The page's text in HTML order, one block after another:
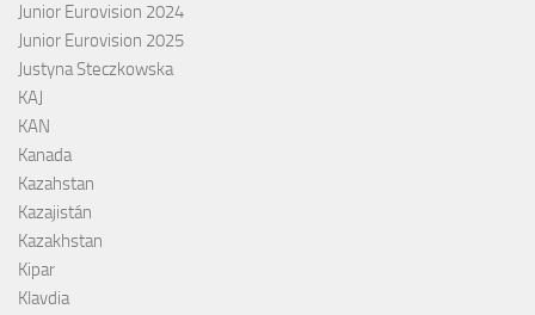
Junior Eurovision 2024
Junior Eurovision 2025
Justyna Steczkowska
KAJ
KAN
Kanada
Kazahstan
Kazajistán
Kazakhstan
Kipar
Klavdia